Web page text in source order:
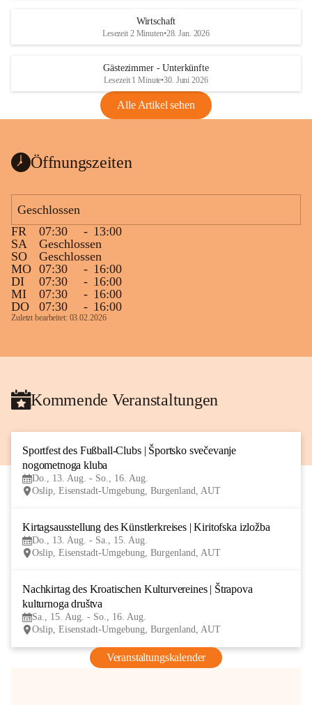
Wirtschaft
Lesezeit 2 Minuten•28. Jan. 2026
Gästezimmer - Unterkünfte
Lesezeit 1 Minute•30. Juni 2026
Alle Artikel sehen
Öffnungszeiten
Geschlossen
FR
07:30 - 13:00
SA
Geschlossen
SO
Geschlossen
MO 07:30 - 16:00
DI
07:30 - 16:00
MI
07:30 - 16:00
DO
07:30 - 16:00
Zuletzt bearbeitet: 03.02.2026
Kommende Veranstaltungen
Sportfest des Fußball-Clubs | Športsko svečevanje
nogometnoga kluba
Do., 13. Aug. - So., 16. Aug.
Oslip, Eisenstadt-Umgebung, Burgenland, AUT
Kirtagsausstellung des Künstlerkreises | Kiritofska izložba
Do., 13. Aug. - Sa., 15. Aug.
Oslip, Eisenstadt-Umgebung, Burgenland, AUT
Nachkirtag des Kroatischen Kulturvereines | Štrapova
kulturnoga društva
Sa., 15. Aug. - So., 16. Aug.
Oslip, Eisenstadt-Umgebung, Burgenland, AUT
Veranstaltungskalender